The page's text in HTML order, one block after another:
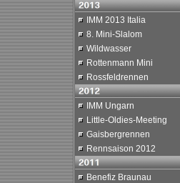
IMM 2013 Italia
8. Mini-Slalom
Wildwasser
Rottenmann Mini
Rossfeldrennen
IMM Ungarn
Little-Oldies-Meeting
Gaisbergrennen
Rennsaison 2012
Benefiz Braunau